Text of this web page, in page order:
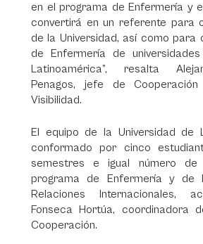
en el programa de Enfermería y
convertirá en un referente para
de la Universidad, así como para
de Enfermería de
Latinoamérica”, resalta
Penagos, jefe de
Visibilidad.
El equipo de la Universidad de
conformado por cinco
semestres e igual número de
programa de Enfermería y de
Relaciones Internacionales,
Fonseca Hortúa, coordinadora
Cooperación.